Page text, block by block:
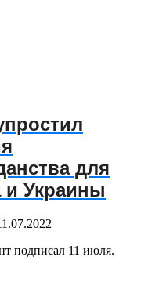
для
и Украины
подписал 11 июля.